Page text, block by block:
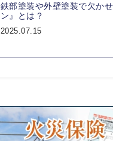
鉄部塗装や外壁塗装で欠か
ン』とは？
2025.07.15